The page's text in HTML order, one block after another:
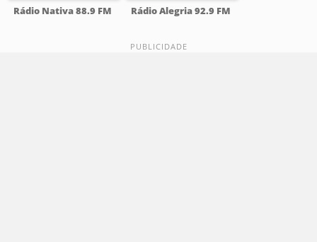
Rádio Nativa 88.9 FM Rádio Alegria 92.9 FM